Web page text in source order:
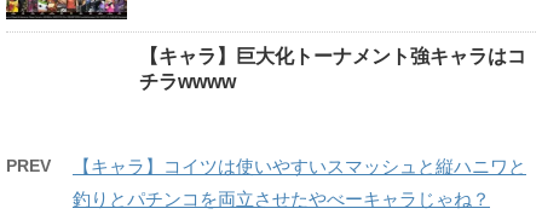
【キャラ】巨大化トーナメント強キャラはコ
チラwwww
PREV
【キャラ】コイツは使いやすいスマッシュと縦ハニワと
釣りとパチンコを両立させたやべーキャラじゃね？